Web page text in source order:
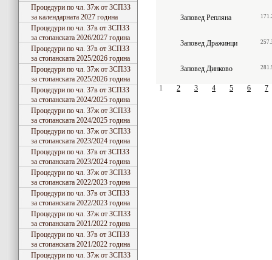
Процедури по чл. 37ж от ЗСПЗЗ
за календарната 2027 година
Процедури по чл. 37в от ЗСПЗЗ
за стопанската 2026/2027 година
Процедури по чл. 37в от ЗСПЗЗ
за стопанската 2025/2026 година
Процедури по чл. 37ж от ЗСПЗЗ
за стопанската 2025/2026 година
Процедури по чл. 37в от ЗСПЗЗ
за стопанската 2024/2025 година
Процедури по чл. 37ж от ЗСПЗЗ
за стопанската 2024/2025 година
Процедури по чл. 37ж от ЗСПЗЗ
за стопанската 2023/2024 година
Процедури по чл. 37в от ЗСПЗЗ
за стопанската 2023/2024 година
Процедури по чл. 37ж от ЗСПЗЗ
за стопанската 2022/2023 година
Процедури по чл. 37в от ЗСПЗЗ
за стопанската 2022/2023 година
Процедури по чл. 37ж от ЗСПЗЗ
за стопанската 2021/2022 година
Процедури по чл. 37в от ЗСПЗЗ
за стопанската 2021/2022 година
Процедури по чл. 37ж от ЗСПЗЗ
Заповед Репляна
Заповед Дражинци
Заповед Динково
1 2 3 4 5 6 7